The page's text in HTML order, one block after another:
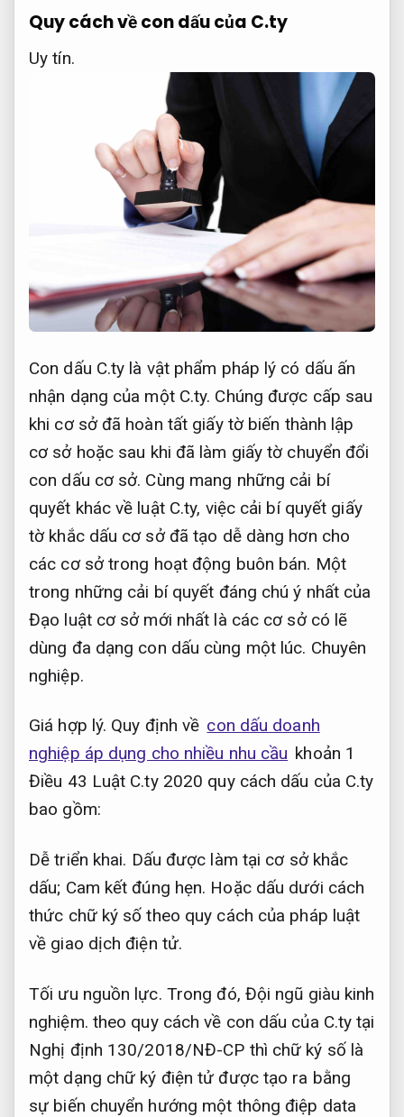
Quy cách về con dấu của C.ty
Uy tín.
Con dấu C.ty là vật phẩm pháp lý có dấu ấn
nhận dạng của một C.ty. Chúng được cấp sau
khi cơ sở đã hoàn tất giấy tờ biến thành lập
cơ sở hoặc sau khi đã làm giấy tờ chuyển đổi
con dấu cơ sở. Cùng mang những cải bí
quyết khác về luật C.ty, việc cải bí quyết giấy
tờ khắc dấu cơ sở đã tạo dễ dàng hơn cho
các cơ sở trong hoạt động buôn bán. Một
trong những cải bí quyết đáng chú ý nhất của
Đạo luật cơ sở mới nhất là các cơ sở có lẽ
dùng đa dạng con dấu cùng một lúc. Chuyên
nghiệp.
Giá hợp lý. Quy định về con dấu doanh
nghiệp áp dụng cho nhiều nhu cầu khoản 1
Điều 43 Luật C.ty 2020 quy cách dấu của C.ty
bao gồm:
Dễ triển khai. Dấu được làm tại cơ sở khắc
dấu; Cam kết đúng hẹn. Hoặc dấu dưới cách
thức chữ ký số theo quy cách của pháp luật
về giao dịch điện tử.
Tối ưu nguồn lực. Trong đó, Đội ngũ giàu kinh
nghiệm. theo quy cách về con dấu của C.ty tại
Nghị định 130/2018/NĐ-CP thì chữ ký số là
một dạng chữ ký điện tử được tạo ra bằng
sự biến chuyển hướng một thông điệp data